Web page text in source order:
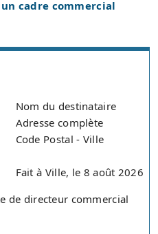
cadre commercial
Nom du destinataire
Adresse complète
Code Postal - Ville
Fait à Ville, le 8 août 2026
de directeur commercial